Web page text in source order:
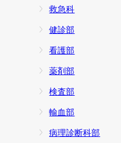
救急科
健診部
看護部
薬剤部
検査部
輸血部
病理診断科部